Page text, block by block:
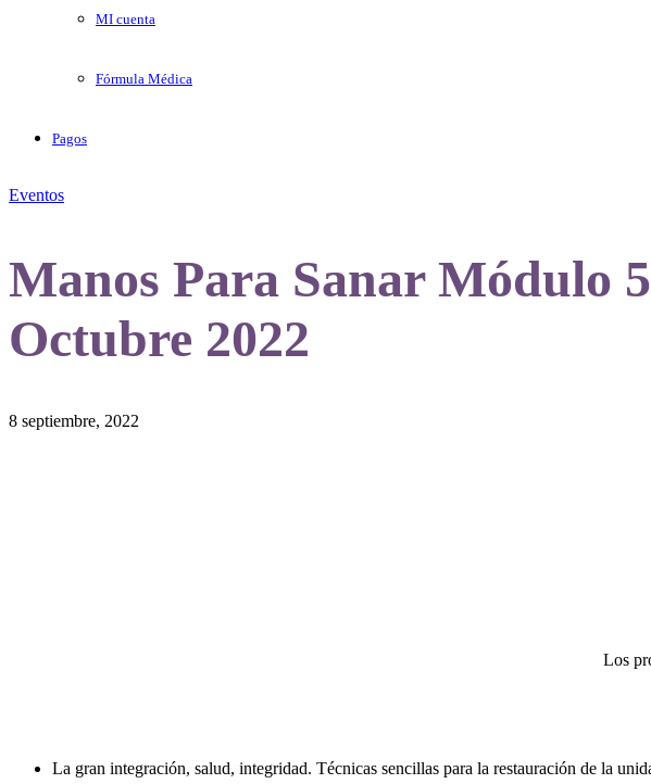
MI cuenta
Fórmula Médica
Pagos
Eventos
Manos Para Sanar
Octubre 2022
8 septiembre, 2022
Los
La gran integración, salud, integridad. Técnicas sencillas para la restauración de la